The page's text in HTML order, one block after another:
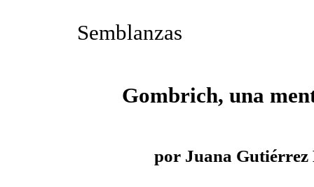
Semblanzas
Gombrich, una
por Juana Gutiérrez